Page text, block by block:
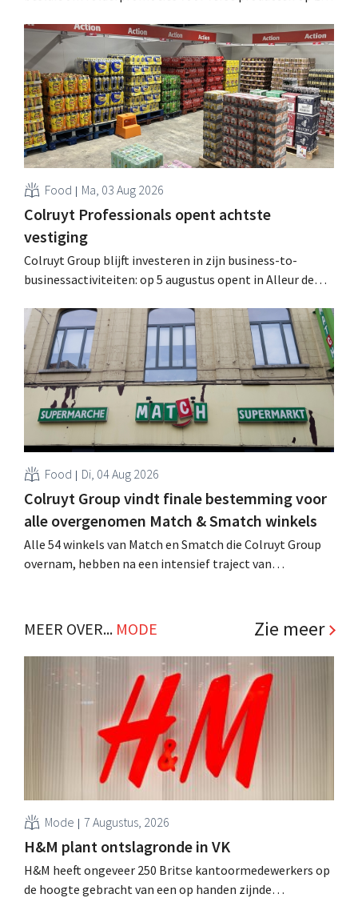
werking treden: "Onze klanten willen goed
geïnformeerd worden." .
Food Ma, 03 Aug 2026
Colruyt Professionals opent achtste
vestiging
Colruyt Group blijft investeren in zijn business-to-
businessactiviteiten: op 5 augustus opent in Alleur de
winkelformule die zich uitsluitend richt op professionele
klanten. .
Food Di, 04 Aug 2026
Colruyt Group vindt finale bestemming voor
alle overgenomen Match & Smatch winkels
Alle 54 winkels van Match en Smatch die Colruyt Group
overnam, hebben na een intensief traject van
.MEER OVER... MODE Zie meer
Mode 7 Augustus, 2026
H&M plant ontslagronde in VK
H&M heeft ongeveer 250 Britse kantoormedewerkers op
de hoogte gebracht van een op handen zijnde